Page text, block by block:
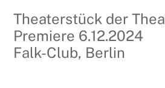
Theaterstück der
Premiere 6.12.2024
Falk-Club, Berlin